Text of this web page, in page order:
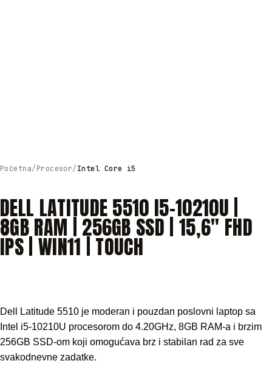
Početna Procesor Intel Core i5
DELL LATITUDE 5510 I5-10210U |
8GB RAM | 256GB SSD | 15,6″ FHD
IPS | WIN11 | TOUCH
Dell Latitude 5510 je moderan i pouzdan poslovni laptop sa
Intel i5-10210U procesorom do 4.20GHz, 8GB RAM-a i brzim
256GB SSD-om koji omogućava brz i stabilan rad za sve
svakodnevne zadatke.